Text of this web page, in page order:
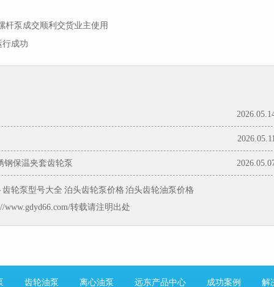
杆泵成交顺利交货业主使用
行成功
钢保温夹套齿轮泵
齿轮泵型号大全 泊头齿轮泵价格 泊头齿轮油泵价格
转载请注明出处
齿轮油泵 离心油泵 远东产品中心 成功案例 解